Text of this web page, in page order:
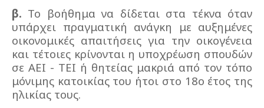
β. Το βοήθημα να δίδεται στα τέκνα όταν
υπάρχει πραγματική ανάγκη με αυξημένες
οικονομικές απαιτήσεις για την οικογένεια
και τέτοιες κρίνονται η υποχρέωση σπουδών
σε ΑΕΙ - ΤΕΙ ή θητείας μακριά από τον τόπο
μόνιμης κατοικίας του ήτοι στο 18ο έτος της
ηλικίας τους.